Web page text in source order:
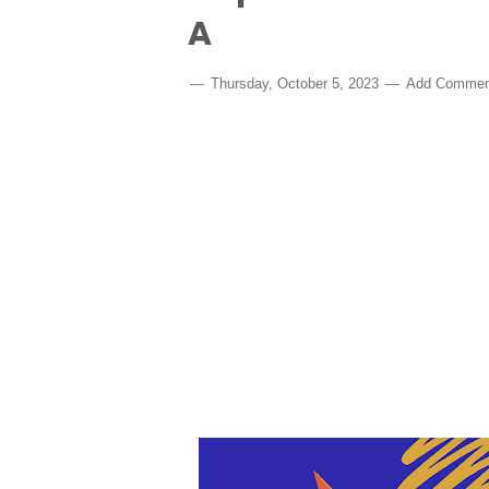
A
Thursday, October 5, 2023 Add